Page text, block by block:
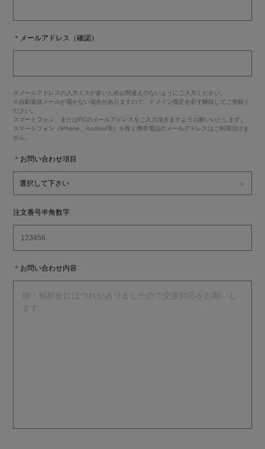
＊ メールアドレス（確認）
※メールアドレスの入力ミスが多いためお間違えのないようにご入力ください。
※自動返信メールが届かない場合がありますので、ドメイン指定を必ず解除してご登録く
ださい。
スマートフォン、またはPCのメールアドレスをご入力頂きますようお願いいたします。
スマートフォン（iPhone、Android等）を除く携帯電話のメールアドレスはご利用頂けま
せん。
＊ お問い合わせ項目
注文番号半角数字
＊ お問い合わせ内容